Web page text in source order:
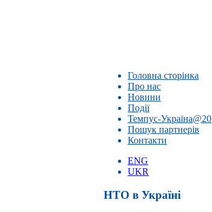
Головна сторінка
Про нас
Новини
Події
Темпус-Україна@20
Пошук партнерів
Контакти
ENG
UKR
НТО в Україні